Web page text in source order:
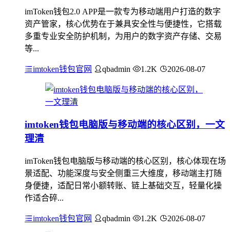
imToken钱包2.0 APP是一款专为移动端用户打造的数字
资产管家，核心优势在于兼具安全性与便捷性，它搭载
多重专业安全防护机制，为用户的数字资产存储、交易
等...
imtoken钱包官网 qbadmin 1.2K 2026-08-07
imtoken钱包电脑版与移动端的核心区别，一文
理清
imToken钱包电脑版与移动端的核心区别，核心体现在场
景适配、功能深度与安全侧重三大维度，移动端主打随
身便捷，适配日常小额转账、链上基础交互，轻量化操
作适合碎...
imtoken钱包官网 qbadmin 1.2K 2026-08-07